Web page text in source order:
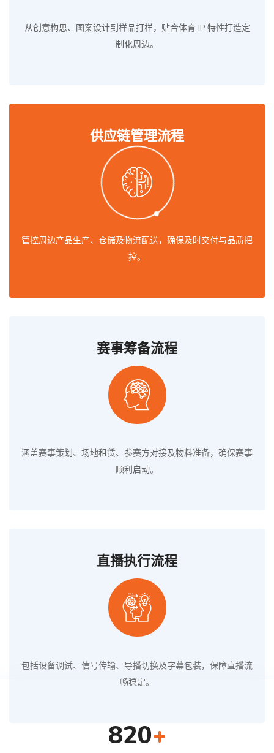
从创意构思、图案设计到样品打样，贴合体育 IP 特性打造定
制化周边。
供应链管理流程
管控周边产品生产、仓储及物流配送，确保及时交付与品质把
控。
赛事筹备流程
涵盖赛事策划、场地租赁、参赛方对接及物料准备，确保赛事
顺利启动。
直播执行流程
包括设备调试、信号传输、导播切换及字幕包装，保障直播流
畅稳定。
820+